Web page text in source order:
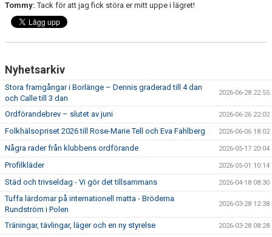
Tommy:Tack för att jag fick störa er mitt uppe i lägret!
Nyhetsarkiv
Stora framgångar i Borlänge – Dennis graderad till 4 dan
och Calle till 3 dan
2026-06-28 22:55
Ordförandebrev – slutet av juni 2026-06-26 22:02
Folkhälsopriset 2026 till Rose-Marie Tell och Eva Fahlberg 2026-06-06 18:02
Några rader från klubbens ordförande 2026-05-17 20:04
Profilkläder 2026-05-01 10:14
Städ och trivseldag - Vi gör det tillsammans 2026-04-18 08:30
Tuffa lärdomar på internationell matta - Bröderna
Rundström i Polen
2026-03-28 12:38
Träningar, tävlingar, läger och en ny styrelse 2026-03-28 08:28